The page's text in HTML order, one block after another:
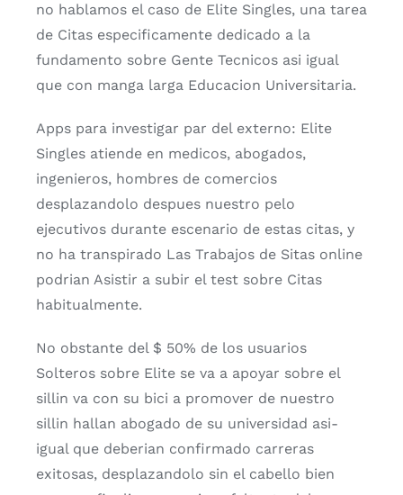
no hablamos el caso de Elite Singles, una tarea
de Citas especificamente dedicado a la
fundamento sobre Gente Tecnicos asi­ igual
que con manga larga Educacion Universitaria.
Apps para investigar par del externo: Elite
Singles atiende en medicos, abogados,
ingenieros, hombres de comercios
desplazandolo despues nuestro pelo
ejecutivos durante escenario de estas citas, y
no ha transpirado Las Trabajos de Sitas online
podrian Asistir a subir el test sobre Citas
habitualmente.
No obstante del $ 50% de los usuarios
Solteros sobre Elite se va a apoyar sobre el
silli­n va con su bici a promover de nuestro
silli­n hallan abogado de su universidad asi­
igual que deberian confirmado carreras
exitosas, desplazandolo sin el cabello bien